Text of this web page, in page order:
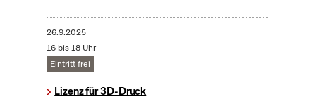
26.9.2025
16 bis 18 Uhr
Eintritt frei
Lizenz für 3D-Druck